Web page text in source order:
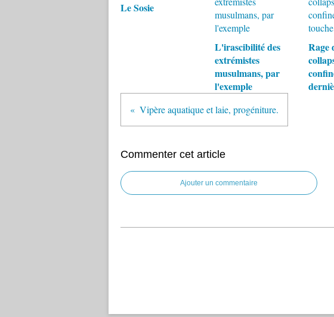
Le Sosie
L'irascibilité des
extrémistes
musulmans, par
l'exemple
Rage
Vipère aquatique et laie, progéniture.
Commenter cet article
Ajouter un commentaire